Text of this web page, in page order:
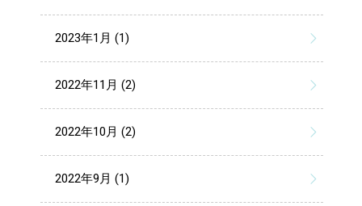
2023年1月 (1)
2022年11月 (2)
2022年10月 (2)
2022年9月 (1)